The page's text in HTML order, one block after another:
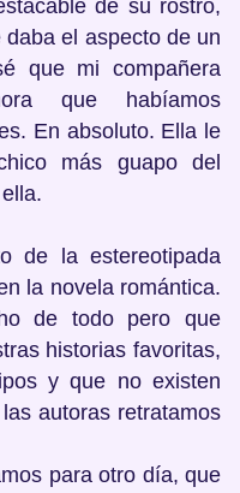
de su rostro,
el aspecto de un
que mi compañera
que habíamos
En absoluto. Ella le
más guapo del
de la estereotipada
la novela romántica.
de todo pero que
historias favoritas,
y que no existen
autoras retratamos
para otro día, que